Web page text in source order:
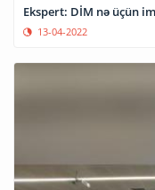
Ekspert: DİM nə üçün
13-04-2022